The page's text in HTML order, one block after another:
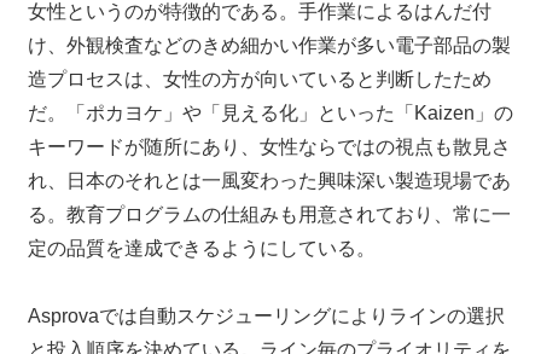
女性というのが特徴的である。手作業によるはんだ付
け、外観検査などのきめ細かい作業が多い電子部品の製
造プロセスは、女性の方が向いていると判断したため
だ。「ポカヨケ」や「見える化」といった「Kaizen」の
キーワードが随所にあり、女性ならではの視点も散見さ
れ、日本のそれとは一風変わった興味深い製造現場であ
る。教育プログラムの仕組みも用意されており、常に一
定の品質を達成できるようにしている。
Asprovaでは自動スケジューリングによりラインの選択